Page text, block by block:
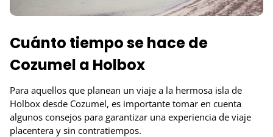
Cuánto tiempo se hace de
Cozumel a Holbox
Para aquellos que planean un viaje a la hermosa isla de
Holbox desde Cozumel, es importante tomar en cuenta
algunos consejos para garantizar una experiencia de viaje
placentera y sin contratiempos.